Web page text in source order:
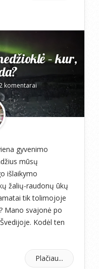
– kur,
komentarai
gyvenimo
mūsų
išlaikymo
žalių-raudonų ūkų
tik tolimojoje
Mano svajonė po
Kodėl ten
Plačiau...